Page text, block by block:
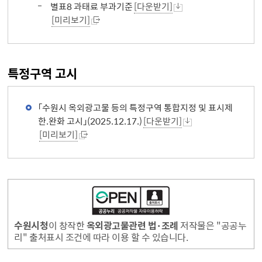
별표8 과태료 부과기준[다운받기]
[미리보기]
특정구역 고시
「수원시 옥외광고물 등의 특정구역 통합지정 및 표시제
한.완화 고시」(2025.12.17.)[다운받기]
[미리보기]
수원시청이 창작한옥외광고물관련 법·조례 저작물은 "공공누
리" 출처표시 조건에 따라 이용 할 수 있습니다.